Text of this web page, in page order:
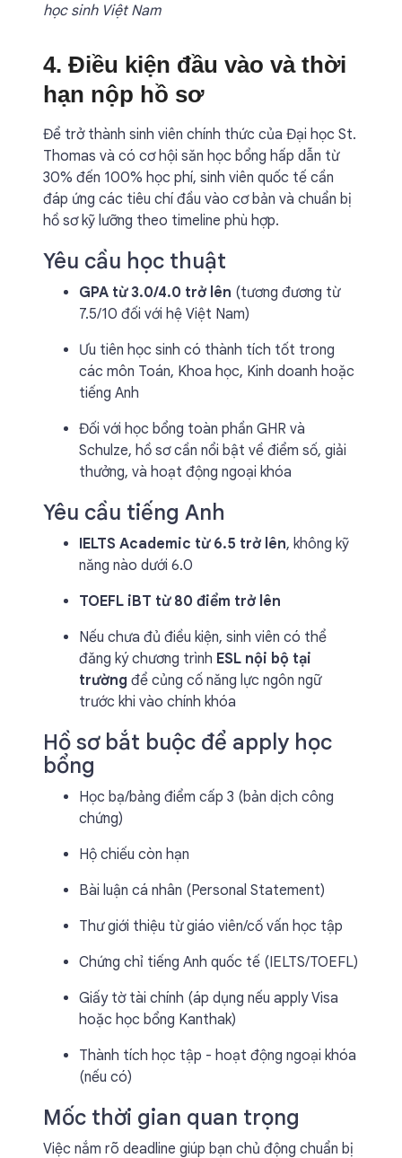
học sinh Việt Nam
4. Điều kiện đầu vào và thời
hạn nộp hồ sơ
Để trở thành sinh viên chính thức của Đại học St.
Thomas và có cơ hội săn học bổng hấp dẫn từ
30% đến 100% học phí, sinh viên quốc tế cần
đáp ứng các tiêu chí đầu vào cơ bản và chuẩn bị
hồ sơ kỹ lưỡng theo timeline phù hợp.
Yêu cầu học thuật
GPA từ 3.0/4.0 trở lên (tương đương từ
7.5/10 đối với hệ Việt Nam)
Ưu tiên học sinh có thành tích tốt trong
các môn Toán, Khoa học, Kinh doanh hoặc
tiếng Anh
Đối với học bổng toàn phần GHR và
Schulze, hồ sơ cần nổi bật về điểm số, giải
thưởng, và hoạt động ngoại khóa
Yêu cầu tiếng Anh
IELTS Academic từ 6.5 trở lên, không kỹ
năng nào dưới 6.0
TOEFL iBT từ 80 điểm trở lên
Nếu chưa đủ điều kiện, sinh viên có thể
đăng ký chương trình ESL nội bộ tại
trường để củng cố năng lực ngôn ngữ
trước khi vào chính khóa
Hồ sơ bắt buộc để apply học
bổng
Học bạ/bảng điểm cấp 3 (bản dịch công
chứng)
Hộ chiếu còn hạn
Bài luận cá nhân (Personal Statement)
Thư giới thiệu từ giáo viên/cố vấn học tập
Chứng chỉ tiếng Anh quốc tế (IELTS/TOEFL)
Giấy tờ tài chính (áp dụng nếu apply Visa
hoặc học bổng Kanthak)
Thành tích học tập - hoạt động ngoại khóa
(nếu có)
Mốc thời gian quan trọng
Việc nắm rõ deadline giúp bạn chủ động chuẩn bị